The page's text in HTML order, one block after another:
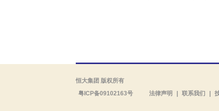
恒大集团 版权所有
粤ICP备09102163号
法律声明 联系我们